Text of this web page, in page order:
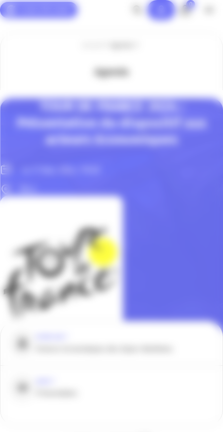
0
Agenda
TOUR DE FRANCE 2024 :
Présentation du dispositif aux
acteurs économiques
Nice
Panneau de gestion des cookies